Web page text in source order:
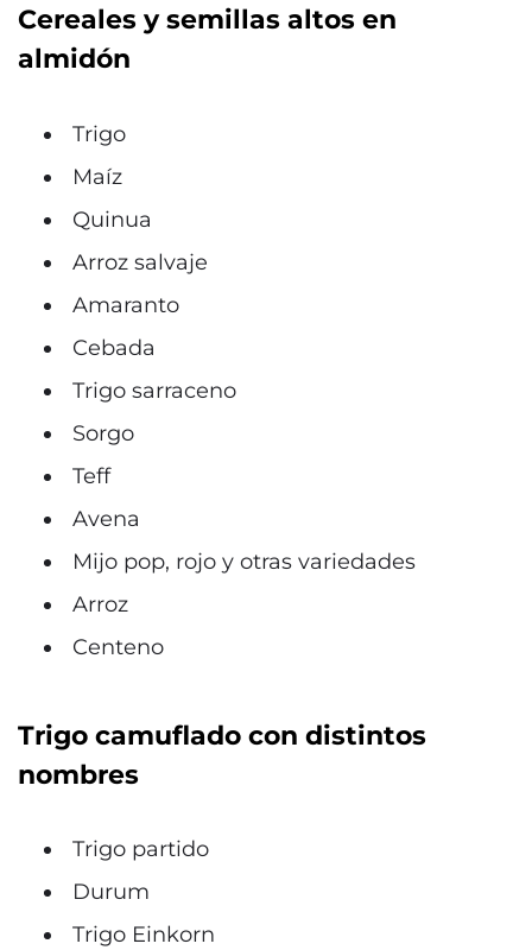
Cereales y semillas altos en
almidón
Trigo
Maíz
Quinua
Arroz salvaje
Amaranto
Cebada
Trigo sarraceno
Sorgo
Teff
Avena
Mijo pop, rojo y otras variedades
Arroz
Centeno
Trigo camuflado con distintos
nombres
Trigo partido
Durum
Trigo Einkorn